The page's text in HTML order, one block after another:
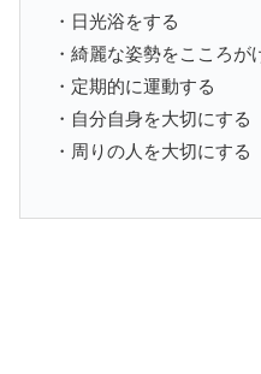
・日光浴をする
・綺麗な姿勢をこころが
・定期的に運動する
・自分自身を大切にする
・周りの人を大切にする